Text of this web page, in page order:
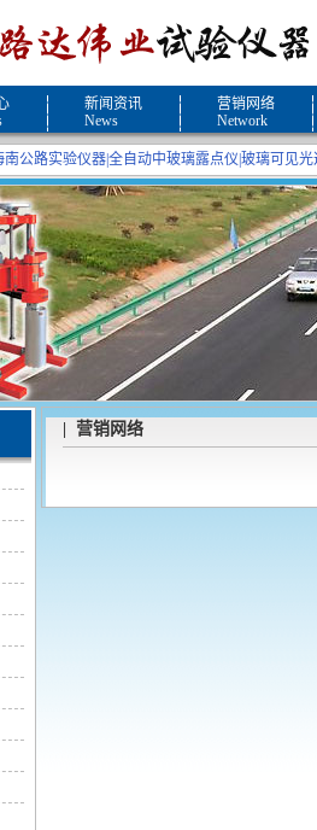
新闻资讯
News
营销网络
Network
南公路实验仪器全自动中玻璃露点仪 玻璃可见
| 营销网络